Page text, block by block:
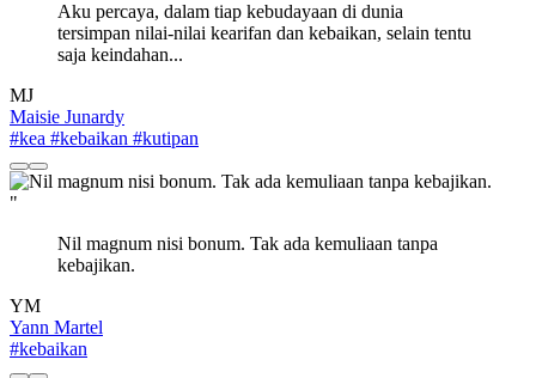
Aku percaya, dalam tiap kebudayaan di dunia
tersimpan nilai-nilai kearifan dan kebaikan, selain tentu
saja keindahan...
MJ
Maisie Junardy
#kea #kebaikan #kutipan
"
Nil magnum nisi bonum. Tak ada kemuliaan tanpa
kebajikan.
YM
Yann Martel
#kebaikan